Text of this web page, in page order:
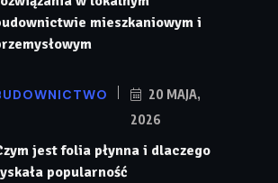
mieszkaniowym i
20 MAJA,
2026
jest folia płynna i dlaczego
popularność